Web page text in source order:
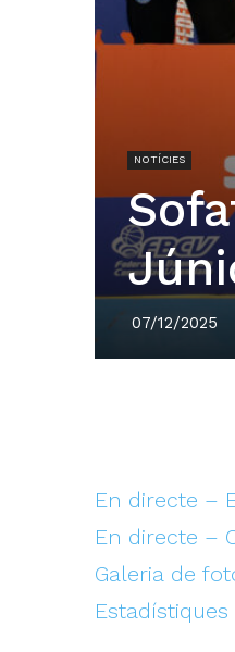
NOTÍCIES
07/12/2025
En directe –
En directe –
Galeria de
Estadístiques